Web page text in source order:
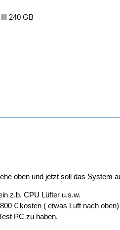
240 GB
oben und jetzt soll das System
z.b. CPU Lüfter u.s.w.
€ kosten ( etwas Luft nach oben)
PC zu haben.